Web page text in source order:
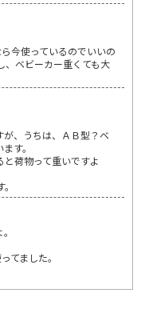
今使っているのでいいの
、ベビーカー重くても大
、うちは、ＡＢ型？ベ
す。
荷物って重いですよ
てました。